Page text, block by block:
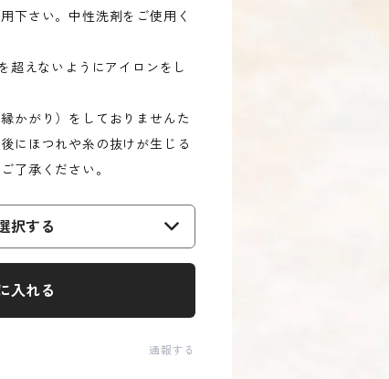
下さい。中性洗剤をご使用く
えないようにアイロンをし
かがり）をしておりませんた
にほつれや糸の抜けが生じる
了承ください。
択する
入れる
通報する